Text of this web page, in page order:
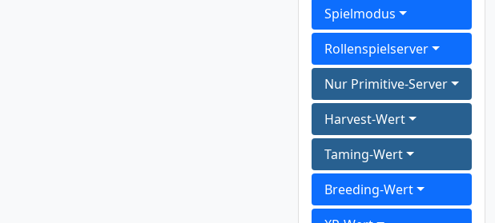
Spielmodus
Rollenspielserver
Nur Primitive-Server
Harvest-Wert
Taming-Wert
Breeding-Wert